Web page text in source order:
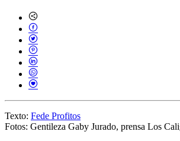
Texto: Fede Profitos
Fotos: Gentileza Gaby Jurado, prensa Los